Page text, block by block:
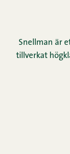
Snellman är
tillverkat